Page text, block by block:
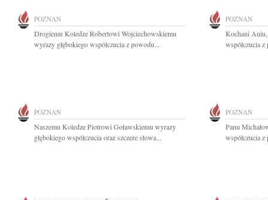
POZNAŃ
Drogiemu Koledze Robertowi Wojciechowskiemu
wyrazy głębokiego współczucia z powodu...
POZNAŃ
Kochani
współczucia
POZNAŃ
Naszemu Koledze Piotrowi Goławskiemu wyrazy
głębokiego współczucia oraz szczere słowa...
POZNAŃ
Panu
współczucia